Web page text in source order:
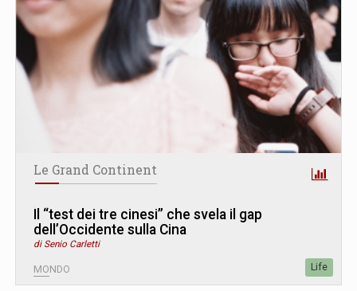
Le Grand Continent
Il “test dei tre cinesi” che svela il gap
dell’Occidente sulla Cina
di Senio Carletti
MONDO Life